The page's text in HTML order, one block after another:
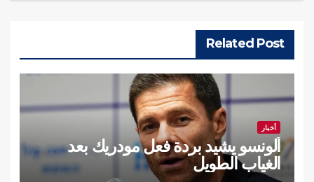
Related Post
أخبار
ألونسو يشيد بردة فعل مودريك بعد
الغياب الطويل